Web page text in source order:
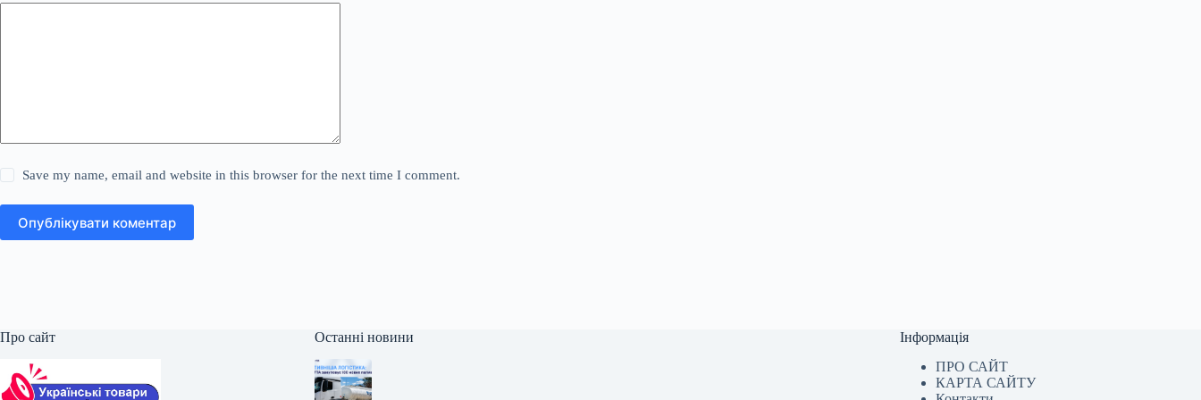
Save my name, email and website in this browser for the next time I comment.
Опублікувати коментар
Про сайт Останні новини
Інформація
ПРО САЙТ
КАРТА САЙТУ